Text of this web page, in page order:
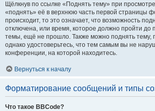
Щёлкнув по ссылке «Поднять тему» при
«поднять» её в верхнюю часть первой страницы
происходит, то это означает, что возможность
отключена, или время, которое должно пройти до
темы, ещё не прошло. Также можно поднять тему,
однако удостоверьтесь, что тем самым вы не
конференции, на которой находитесь.
Вернуться к началу
Форматирование сообщений и типы
Что такое BBCode?